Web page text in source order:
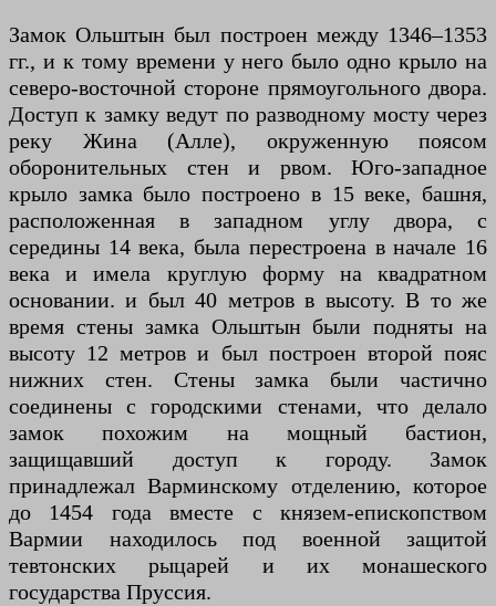
Замок Ольштын был построен между 1346–1353
гг., и к тому времени у него было одно крыло на
северо-восточной стороне прямоугольного двора.
Доступ к замку ведут по разводному мосту через
реку Жина (Алле), окруженную поясом
оборонительных стен и рвом. Юго-западное
крыло замка было построено в 15 веке, башня,
расположенная в западном углу двора, с
середины 14 века, была перестроена в начале 16
века и имела круглую форму на квадратном
основании. и был 40 метров в высоту. В то же
время стены замка Ольштын были подняты на
высоту 12 метров и был построен второй пояс
нижних стен. Стены замка были частично
соединены с городскими стенами, что делало
замок похожим на мощный бастион,
защищавший доступ к городу. Замок
принадлежал Варминскому отделению, которое
до 1454 года вместе с князем-епископством
Вармии находилось под военной защитой
тевтонских рыцарей и их монашеского
государства Пруссия.